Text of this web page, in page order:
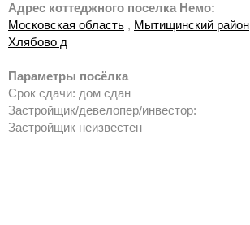
Адрес коттеджного поселка Немо:
Московская область , Мытищинский район
Хлябово д
Параметры посёлка
Срок сдачи: дом сдан
Застройщик/девелопер/инвестор:
Застройщик неизвестен